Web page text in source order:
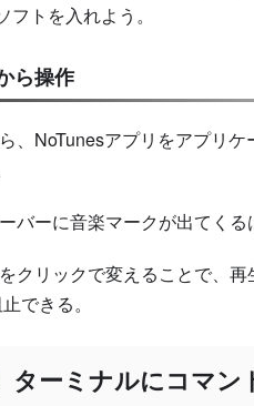
フトを入れよう。
ら操作
、NoTunesアプリをアプリケ
バーに音楽マークが出てくる
クリックで変えることで、
できる。
ターミナルにコマン